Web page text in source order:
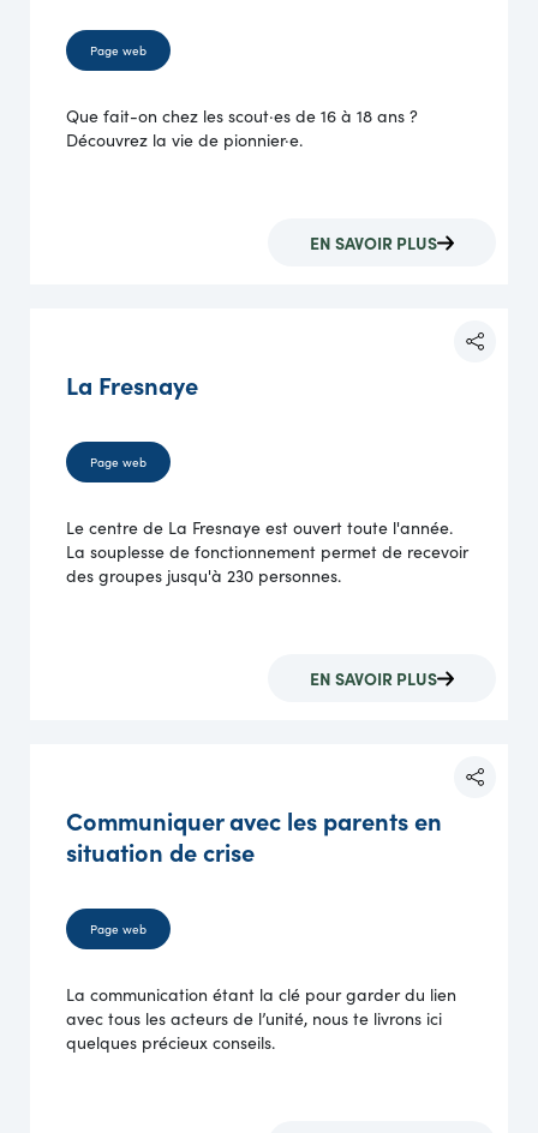
Page web
Que fait-on chez les scout·es de 16 à 18 ans ?
Découvrez la vie de pionnier·e.
EN SAVOIR PLUS
La Fresnaye
Page web
Le centre de La Fresnaye est ouvert toute l'année.
La souplesse de fonctionnement permet de recevoir
des groupes jusqu'à 230 personnes.
EN SAVOIR PLUS
Communiquer avec les parents en
situation de crise
Page web
La communication étant la clé pour garder du lien
avec tous les acteurs de l’unité, nous te livrons ici
quelques précieux conseils.